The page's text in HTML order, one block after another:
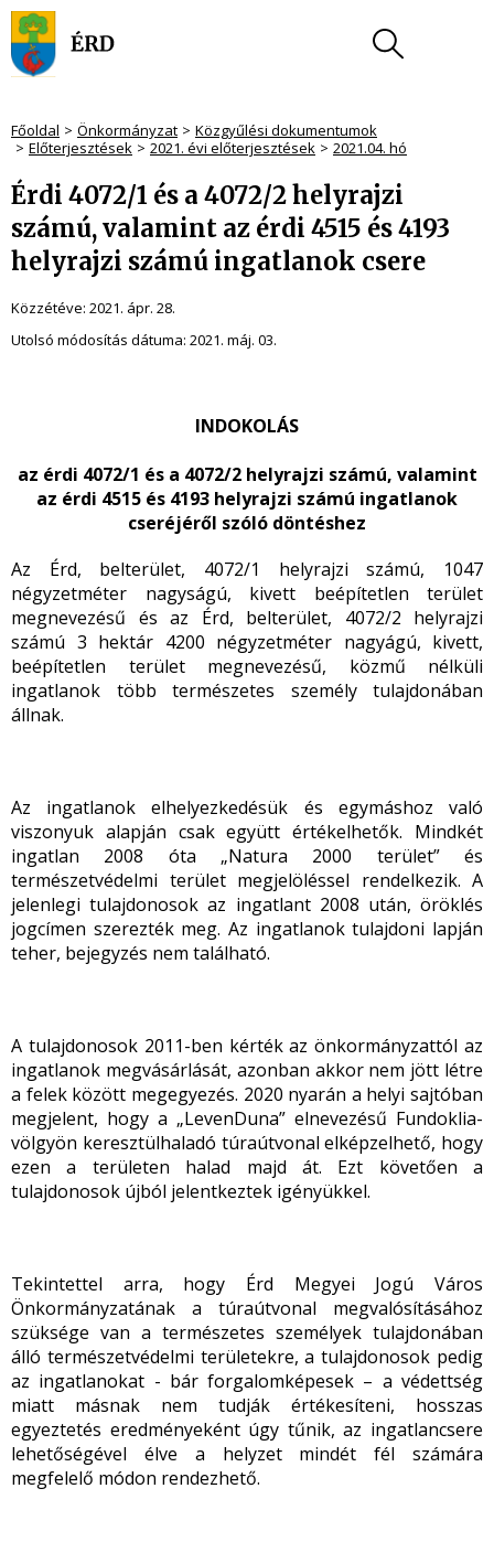
Főoldal Önkormányzat
Közgyűlési dokumentumok
Előterjesztések
2021. évi előterjesztések 2021.04. hó
Érdi 4072/1 és a 4072/2 helyrajzi
számú, valamint az érdi 4515 és 4193
helyrajzi számú ingatlanok csere
Közzétéve: 2021. ápr. 28.
Utolsó módosítás dátuma: 2021. máj. 03.
INDOKOLÁS
az érdi 4072/1 és a 4072/2 helyrajzi számú, valamint
az érdi 4515 és 4193 helyrajzi számú ingatlanok
cseréjéről szóló döntéshez
Az Érd, belterület, 4072/1 helyrajzi számú, 1047
négyzetméter nagyságú, kivett beépítetlen terület
megnevezésű és az Érd, belterület, 4072/2 helyrajzi
számú 3 hektár 4200 négyzetméter nagyágú, kivett,
beépítetlen terület megnevezésű, közmű nélküli
ingatlanok több természetes személy tulajdonában
állnak.
Az ingatlanok elhelyezkedésük és egymáshoz való
viszonyuk alapján csak együtt értékelhetők. Mindkét
ingatlan 2008 óta „Natura 2000 terület” és
természetvédelmi terület megjelöléssel rendelkezik. A
jelenlegi tulajdonosok az ingatlant 2008 után, öröklés
jogcímen szerezték meg. Az ingatlanok tulajdoni lapján
teher, bejegyzés nem található.
A tulajdonosok 2011-ben kérték az önkormányzattól az
ingatlanok megvásárlását, azonban akkor nem jött létre
a felek között megegyezés. 2020 nyarán a helyi sajtóban
megjelent, hogy a „LevenDuna” elnevezésű Fundoklia-
völgyön keresztülhaladó túraútvonal elképzelhető, hogy
ezen a területen halad majd át. Ezt követően a
tulajdonosok újból jelentkeztek igényükkel.
Tekintettel arra, hogy Érd Megyei Jogú Város
Önkormányzatának a túraútvonal megvalósításához
szüksége van a természetes személyek tulajdonában
álló természetvédelmi területekre, a tulajdonosok pedig
az ingatlanokat - bár forgalomképesek – a védettség
miatt másnak nem tudják értékesíteni, hosszas
egyeztetés eredményeként úgy tűnik, az ingatlancsere
lehetőségével élve a helyzet mindét fél számára
megfelelő módon rendezhető.